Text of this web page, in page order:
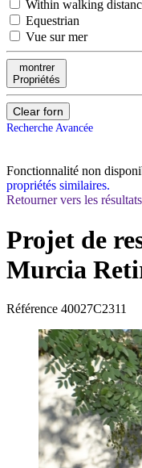
Within walking
Equestrian
Vue sur mer
montrer
Propriétés
Clear forn
Recherche Avancée
Fonctionnalité non
propriétés similaires.
Retourner vers les
Projet de
Murcia
Référence 40027C2311